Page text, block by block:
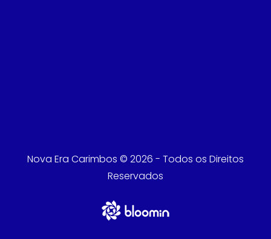
Nova Era Carimbos © 2026 - Todos os Direitos
Reservados